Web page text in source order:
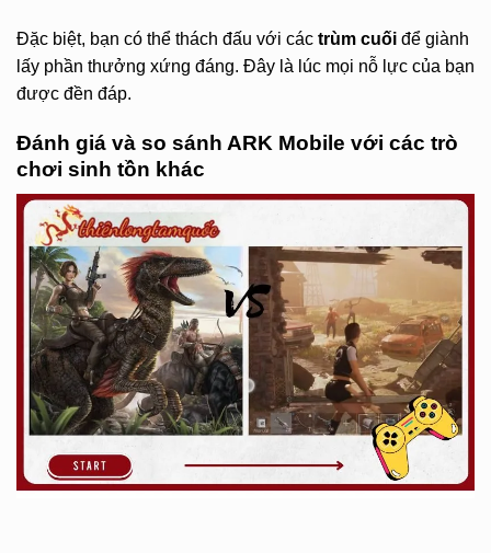
Đặc biệt, bạn có thể thách đấu với các trùm cuối để giành
lấy phần thưởng xứng đáng. Đây là lúc mọi nỗ lực của bạn
được đền đáp.
Đánh giá và so sánh ARK Mobile với các trò
chơi sinh tồn khác